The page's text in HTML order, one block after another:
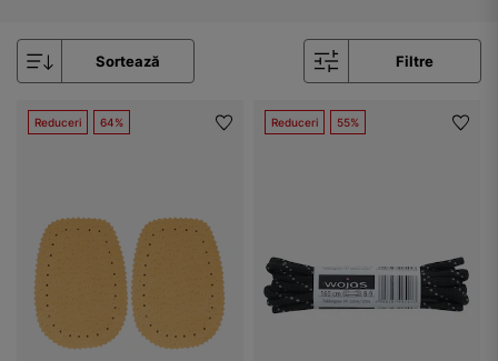
Sortează Filtre
Reduceri 64% Reduceri 55%